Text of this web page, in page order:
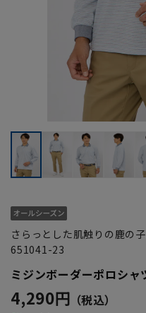
さらっとした肌触りの鹿の
651041-23
ミジンボーダーポロシャ
4,290円